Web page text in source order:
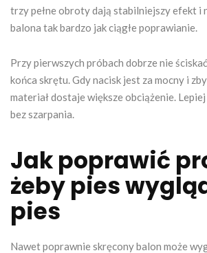
trzy pełne obroty dają stabilniejszy efekt i
balona tak bardzo jak ciągłe poprawianie.
Przy pierwszych próbach dobrze nie
końca skrętu. Gdy nacisk jest za mocny i
materiał dostaje większe obciążenie.
bez szarpania.
Jak poprawić
żeby pies
pies
Nawet poprawnie skręcony balon może